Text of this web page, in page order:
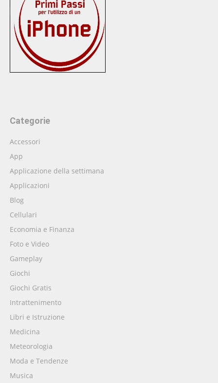
Categorie
Accessori
App
Applicazione della settimana
Applicazioni
Blog
Cellulari
Economia e Finanza
Foto e Video
Gameplay
Giochi
Giochi Gratis
Intrattenimento
Libri e Istruzione
Medicina
Meteorologia
Moda e Tendenze
Musica